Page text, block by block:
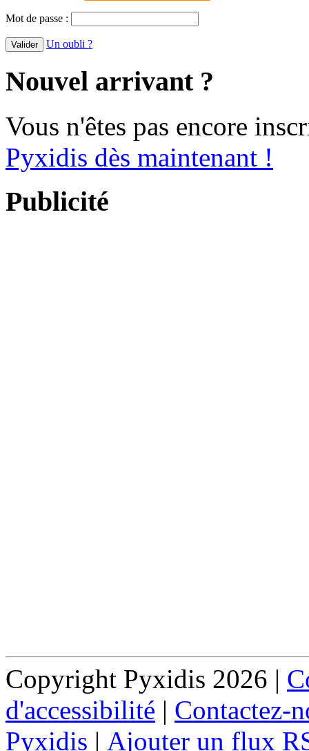
Mot de passe :
Un oubli ?
Nouvel arrivant ?
Vous n'êtes pas encore
Pyxidis dès maintenant !
Publicité
Copyright Pyxidis 2026 |
d'accessibilité | Contactez-
Pyxidis | Ajouter un flux